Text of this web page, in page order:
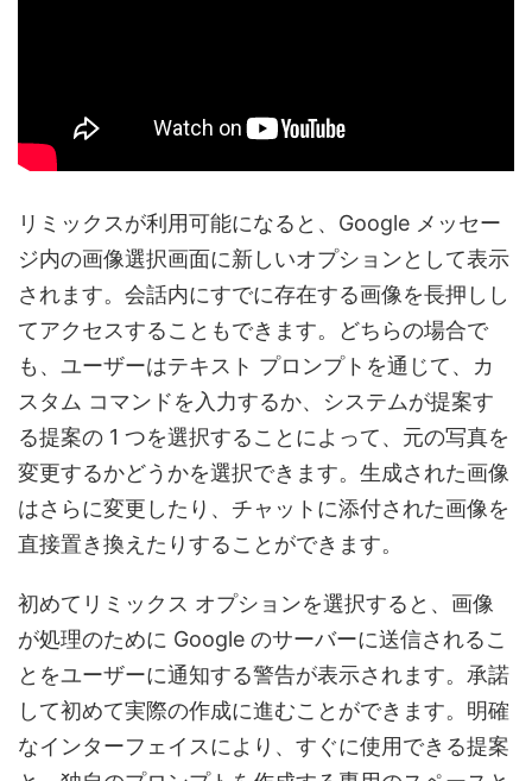
リミックスが利用可能になると、Google メッセー
ジ内の画像選択画面に新しいオプションとして表示
されます。会話内にすでに存在する画像を長押しし
てアクセスすることもできます。どちらの場合で
も、ユーザーはテキスト プロンプトを通じて、カ
スタム コマンドを入力するか、システムが提案す
る提案の 1 つを選択することによって、元の写真を
変更するかどうかを選択できます。生成された画像
はさらに変更したり、チャットに添付された画像を
直接置き換えたりすることができます。
初めてリミックス オプションを選択すると、画像
が処理のために Google のサーバーに送信されるこ
とをユーザーに通知する警告が表示されます。承諾
して初めて実際の作成に進むことができます。明確
なインターフェイスにより、すぐに使用できる提案